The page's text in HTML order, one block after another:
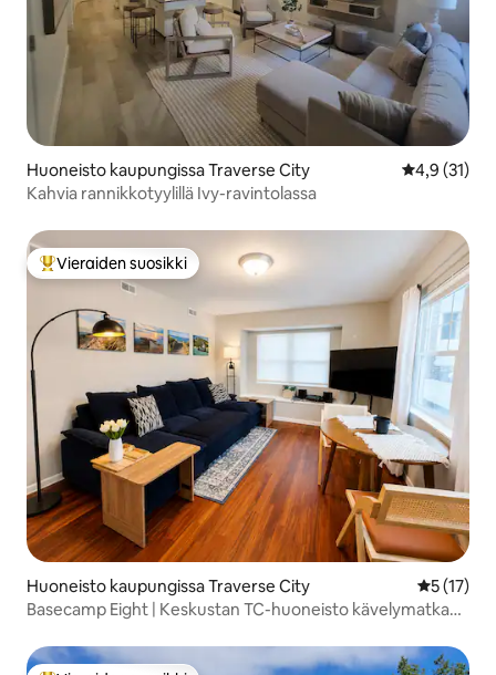
Huoneisto kaupungissa Traverse City
4,9 (31)
Kahvia rannikkotyylillä Ivy-ravintolassa
Vieraiden suosikkien parhaimmistoa
Vieraiden suosikki
Huoneisto kaupungissa Traverse City
5 (17)
Basecamp Eight | Keskustan TC-huoneisto kävelymatkan